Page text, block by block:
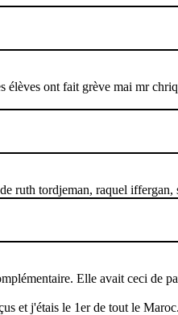
ont fait grève mai mr
ruth tordjeman, raquel
Elle avait ceci de
et j'étais le 1er de tout le